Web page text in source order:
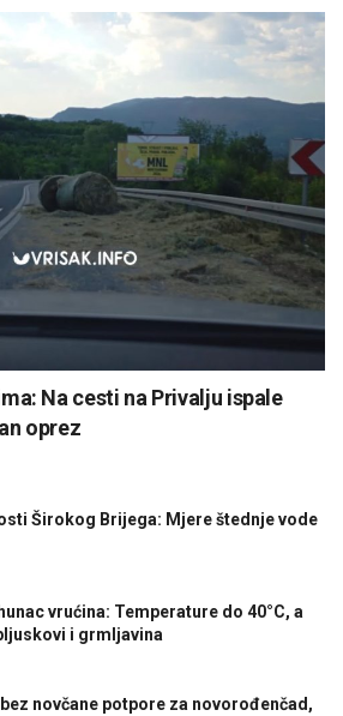
Na cesti na Privalju ispale
oprez
Širokog Brijega: Mjere štednje vode
vrućina: Temperature do 40°C, a
i grmljavina
novčane potpore za novorođenčad,